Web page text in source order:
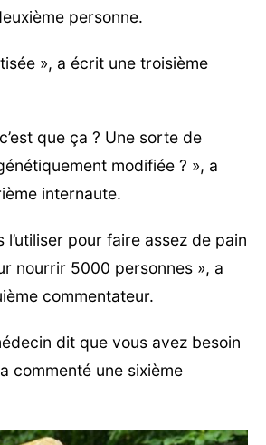
personne.
», a écrit une troisième
que ça ? Une sorte de
modifiée ? », a
internaute.
l’utiliser pour faire assez de pain
nourrir 5000 personnes », a
commentateur.
dit que vous avez besoin
commenté une sixième